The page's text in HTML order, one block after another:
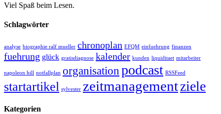
Viel Spaß beim Lesen.
Schlagwörter
analyse biographie ralf mueller chronoplan EFQM einfuehrung finanzen
fuehrung glück gratisdiagnose kalender kunden liquiditaet mitarbeiter
napoleon hill notfallplan organisation podcast RSSFeed
startartikel sylvester zeitmanagementziele
Kategorien